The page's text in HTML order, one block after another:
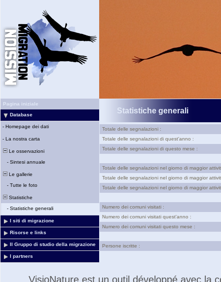
Pagina iniziale
Database
- Homepage dei dati
- La nostra carta
Le osservazioni
- Sintesi annuale
Le gallerie
- Tutte le foto
Statistiche
- Statistiche generali
I siti di migrazione
Risorse e links
Il Gruppo di studio della migrazione
I partners
Statistiche generali
Totale delle segnalazioni :
Totale delle segnalazioni di quest'anno :
Totale delle segnalazioni di questo mese :
Totale delle segnalazioni nel giorno di maggior
Totale delle segnalazioni nel giorno di maggior
Totale delle segnalazioni nel giorno di maggior
Numero dei comuni visitati :
Numero dei comuni visitati quest'anno :
Numero dei comuni visitati questo mese :
Persone iscritte :
VisioNature est un outil développé avec la